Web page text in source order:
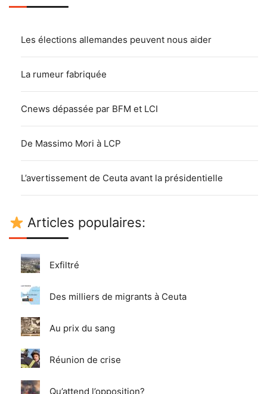
Les élections allemandes peuvent nous aider
La rumeur fabriquée
Cnews dépassée par BFM et LCI
De Massimo Mori à LCP
L’avertissement de Ceuta avant la présidentielle
Articles populaires:
Exfiltré
Des milliers de migrants à Ceuta
Au prix du sang
Réunion de crise
Qu’attend l’opposition?